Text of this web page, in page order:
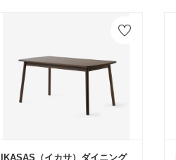
IKASAS（イカサ）ダイニング